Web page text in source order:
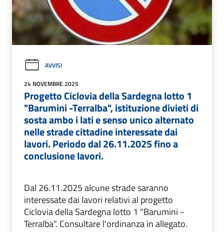
AVVISI
24 NOVEMBRE 2025
Progetto Ciclovia della Sardegna lotto 1
"Barumini -Terralba", istituzione divieti di
sosta ambo i lati e senso unico alternato
nelle strade cittadine interessate dai
lavori. Periodo dal 26.11.2025 fino a
conclusione lavori.
Dal 26.11.2025 alcune strade saranno
interessate dai lavori relativi al progetto
Ciclovia della Sardegna lotto 1 "Barumini -
Terralba". Consultare l'ordinanza in allegato.